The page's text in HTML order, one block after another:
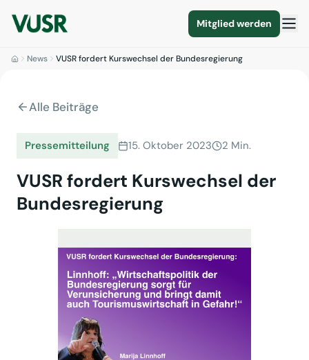
Mitglied werden
News VUSR fordert Kurswechsel der Bundesregierung
Alle Beiträge
Pressemitteilung 15. Oktober 2023 2 Min.
VUSR fordert Kurswechsel der
Bundesregierung